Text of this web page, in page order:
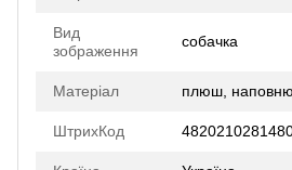
Вид
зображення
собачка
Матеріал плюш,
ШтрихКод